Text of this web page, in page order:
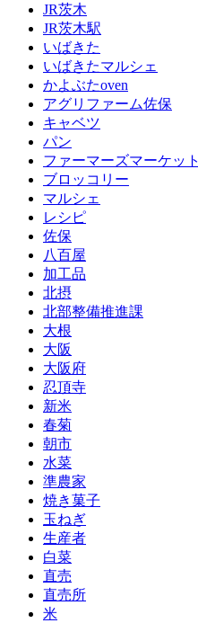
JR茨木
JR茨木駅
いばきた
いばきたマルシェ
かよぶたoven
アグリファーム佐保
キャベツ
パン
ファーマーズマーケット
ブロッコリー
マルシェ
レシピ
佐保
八百屋
加工品
北摂
北部整備推進課
大根
大阪
大阪府
忍頂寺
新米
春菊
朝市
水菜
準農家
焼き菓子
玉ねぎ
生産者
白菜
直売
直売所
米